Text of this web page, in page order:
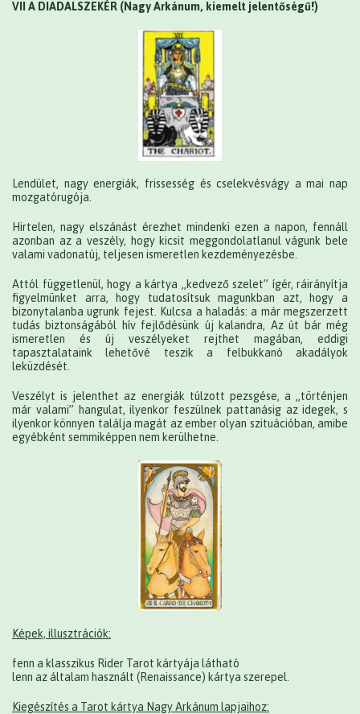
VII A DIADALSZEKÉR (Nagy Arkánum, kiemelt jelentőségű!)
Lendület, nagy energiák, frissesség és cselekvésvágy a mai nap
mozgatórugója.
Hirtelen, nagy elszánást érezhet mindenki ezen a napon, fennáll
azonban az a veszély, hogy kicsit meggondolatlanul vágunk bele
valami vadonatúj, teljesen ismeretlen kezdeményezésbe.
Attól függetlenül, hogy a kártya „kedvező szelet” ígér, ráirányítja
figyelmünket arra, hogy tudatosítsuk magunkban azt, hogy a
bizonytalanba ugrunk fejest. Kulcsa a haladás: a már megszerzett
tudás biztonságából hív fejlődésünk új kalandra, Az út bár még
ismeretlen és új veszélyeket rejthet magában, eddigi
tapasztalataink lehetővé teszik a felbukkanó akadályok
leküzdését.
Veszélyt is jelenthet az energiák túlzott pezsgése, a „történjen
már valami” hangulat, ilyenkor feszülnek pattanásig az idegek, s
ilyenkor könnyen találja magát az ember olyan szituációban, amibe
egyébként semmiképpen nem kerülhetne.
Képek, illusztrációk:
fenn a klasszikus Rider Tarot kártyája látható
lenn az általam használt (Renaissance) kártya szerepel.
Kiegészítés a Tarot kártya Nagy Arkánum lapjaihoz: